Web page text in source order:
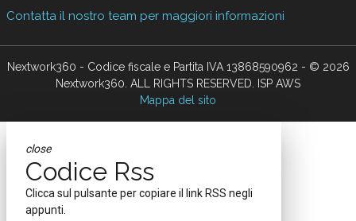
Contatta il nostro team per maggiori informazioni
Nextwork360 - Codice fiscale e Partita IVA 13868590962 - © 2026
Nextwork360. ALL RIGHTS RESERVED. ISP AWS
Mappa del sito
close
Codice Rss
Clicca sul pulsante per copiare il link RSS negli
appunti.